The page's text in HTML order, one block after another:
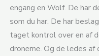
engang en Wolf. De har
som du har. De har
taget kontrol over en af
dronerne. Og de ledes